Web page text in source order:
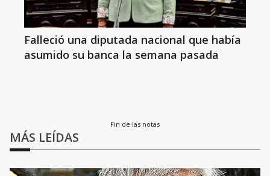
Falleció una diputada nacional que había
asumido su banca la semana pasada
Fin de las notas
MÁS LEÍDAS